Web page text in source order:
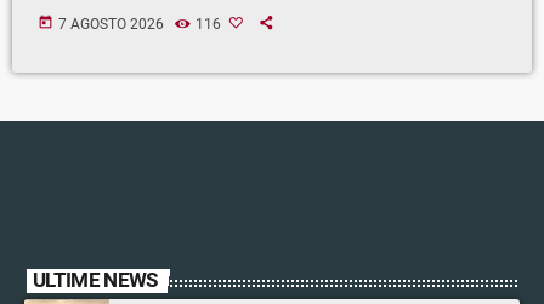
today 7 AGOSTO 2026 116
ULTIME NEWS